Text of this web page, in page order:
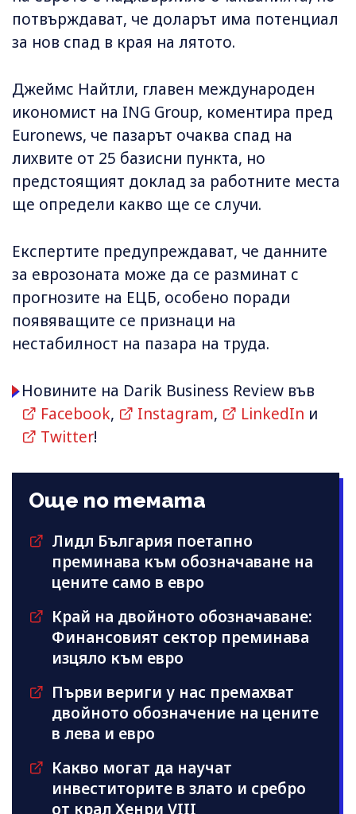
потвърждават, че доларът има потенциал
за нов спад в края на лятото.
Джеймс Найтли, главен международен
икономист на ING Group, коментира пред
Euronews, че пазарът очаква спад на
лихвите от 25 базисни пункта, но
предстоящият доклад за работните места
ще определи какво ще се случи.
Експертите предупреждават, че данните
за еврозоната може да се разминат с
прогнозите на ЕЦБ, особено поради
появяващите се признаци на
нестабилност на пазара на труда.
Новините на Darik Business Review във
Facebook, Instagram, LinkedIn и
Twitter!
Още по темата
Лидл България поетапно
преминава към обозначаване на
цените само в евро
Край на двойното обозначаване:
Финансовият сектор преминава
изцяло към евро
Първи вериги у нас премахват
двойното обозначение на цените
в лева и евро
Какво могат да научат
инвеститорите в злато и сребро
от крал Хенри VIII